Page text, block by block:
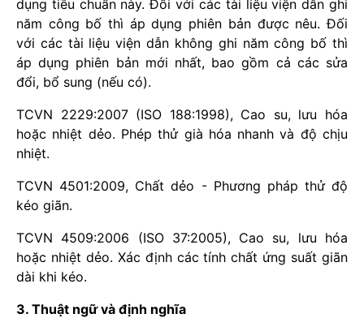
dụng tiêu chuẩn này. Đối với các tài liệu viện dẫn ghi
năm công bố thì áp dụng phiên bản được nêu. Đối
với các tài liệu viện dẫn không ghi năm công bố thì
áp dụng phiên bản mới nhất, bao gồm cả các sửa
đổi, bổ sung (nếu có).
TCVN 2229:2007 (ISO 188:1998), Cao su, lưu hóa
hoặc nhiệt dẻo. Phép thử già hóa nhanh và độ chịu
nhiệt.
TCVN 4501:2009, Chất dẻo - Phương pháp thử độ
kéo giãn.
TCVN 4509:2006 (ISO 37:2005), Cao su, lưu hóa
hoặc nhiệt dẻo. Xác định các tính chất ứng suất giãn
dài khi kéo.
3. Thuật ngữ và định nghĩa